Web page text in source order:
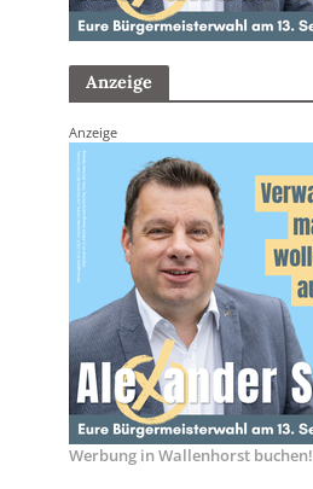
Anzeige
Anzeige
Werbung in Wallenhorst buchen!